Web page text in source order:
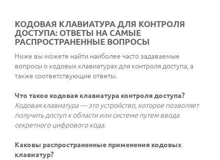
КОДОВАЯ КЛАВИАТУРА ДЛЯ КОНТРОЛЯ
ДОСТУПА: ОТВЕТЫ НА САМЫЕ
РАСПРОСТРАНЕННЫЕ ВОПРОСЫ
Ниже вы можете найти наиболее часто задаваемые
вопросы о кодовых клавиатурах для контроля доступа, а
также соответствующие ответы.
Что такое кодовая клавиатура контроля доступа?
Кодовая клавиатура — это устройство, которое позволяет
получить доступ к области или системе путем ввода
секретного цифрового кода.
Каковы распространенные применения кодовых
клавиатур?